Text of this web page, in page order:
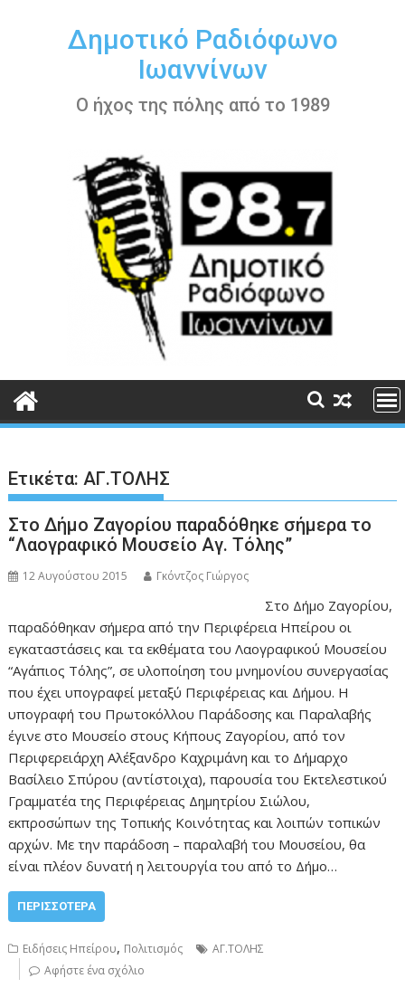
περιεχόμενοΔημοτικό Ραδιόφωνο
Ιωαννίνων
Ο ήχος της πόλης από το 1989
Ετικέτα:ΑΓ.ΤΟΛΗΣ
Στο Δήμο Ζαγορίου παραδόθηκε σήμερα το
“Λαογραφικό Μουσείο Αγ. Τόλης”
12 Αυγούστου 2015 Γκόντζος Γιώργος
Στο Δήμο Ζαγορίου,
παραδόθηκαν σήμερα από την Περιφέρεια Ηπείρου οι
εγκαταστάσεις και τα εκθέματα του Λαογραφικού Μουσείου
“Αγάπιος Τόλης”, σε υλοποίηση του μνημονίου συνεργασίας
που έχει υπογραφεί μεταξύ Περιφέρειας και Δήμου. Η
υπογραφή του Πρωτοκόλλου Παράδοσης και Παραλαβής
έγινε στο Μουσείο στους Κήπους Ζαγορίου, από τον
Περιφερειάρχη Αλέξανδρο Καχριμάνη και το Δήμαρχο
Βασίλειο Σπύρου (αντίστοιχα), παρουσία του Εκτελεστικού
Γραμματέα της Περιφέρειας Δημητρίου Σιώλου,
εκπροσώπων της Τοπικής Κοινότητας και λοιπών τοπικών
αρχών. Με την παράδοση – παραλαβή του Μουσείου, θα
είναι πλέον δυνατή η λειτουργία του από το Δήμο…
ΠΕΡΙΣΣΌΤΕΡΑ
Ειδήσεις Ηπείρου, Πολιτισμός
ΑΓ.ΤΟΛΗΣ
Αφήστε ένα σχόλιο